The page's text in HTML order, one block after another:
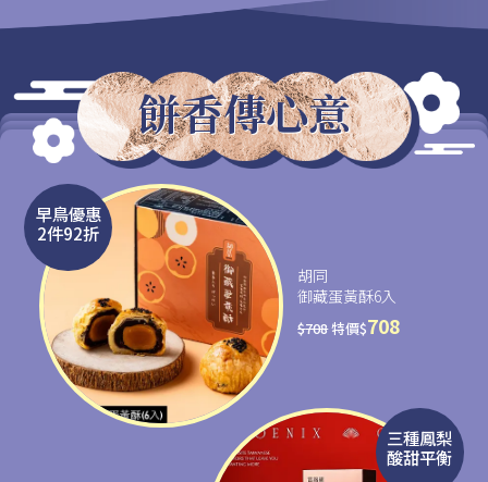
餅香傳心意
早鳥優惠
2件92折
胡同
御藏蛋黃酥6入
$708特價$708
三種鳳梨
酸甜平衡